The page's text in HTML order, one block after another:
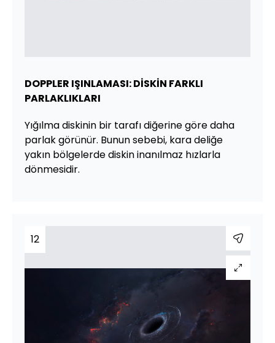
DOPPLER IŞINLAMASI: DİSKİN FARKLI
PARLAKLIKLARI
Yığılma diskinin bir tarafı diğerine göre daha
parlak görünür. Bunun sebebi, kara deliğe
yakın bölgelerde diskin inanılmaz hızlarla
dönmesidir.
12